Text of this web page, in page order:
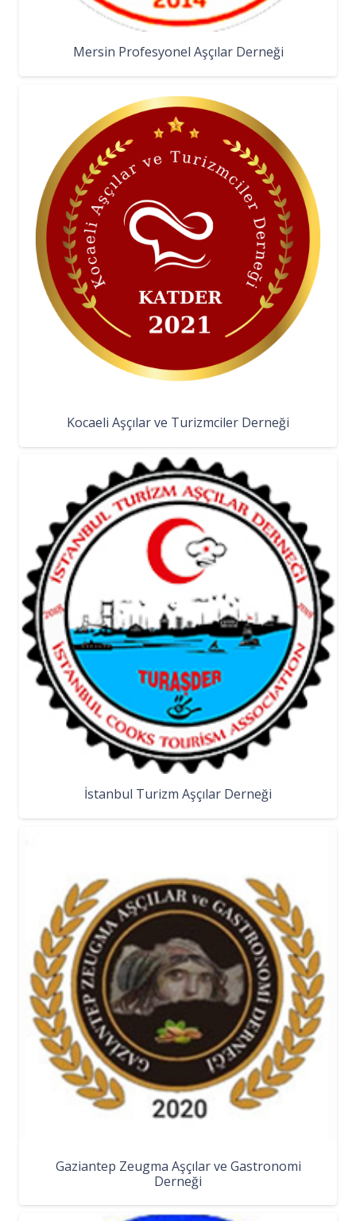
Mersin Profesyonel Aşçılar Derneği
Kocaeli Aşçılar ve Turizmciler Derneği
İstanbul Turizm Aşçılar Derneği
Gaziantep Zeugma Aşçılar ve Gastronomi
Derneği